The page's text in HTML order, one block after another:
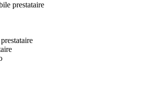
prestataire